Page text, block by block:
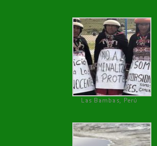
Las Bambas, Perú